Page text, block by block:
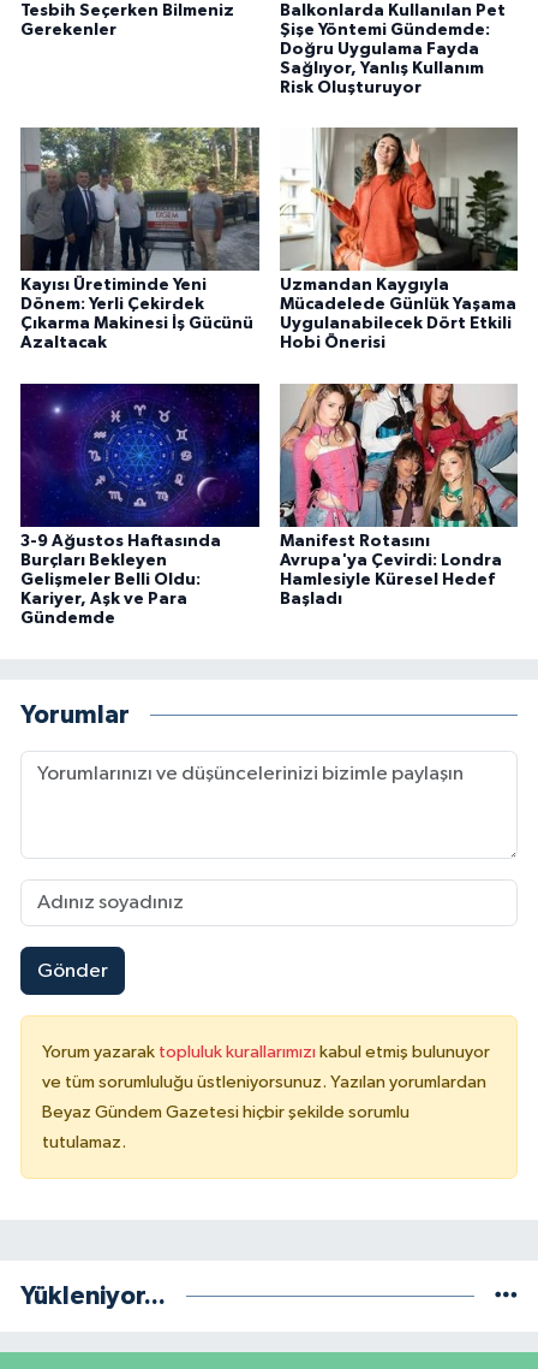
Tesbih Seçerken Bilmeniz
Gerekenler
Balkonlarda Kullanılan Pet
Şişe Yöntemi Gündemde:
Doğru Uygulama Fayda
Sağlıyor, Yanlış Kullanım
Risk Oluşturuyor
Kayısı Üretiminde Yeni
Dönem: Yerli Çekirdek
Çıkarma Makinesi İş Gücünü
Azaltacak
Uzmandan Kaygıyla
Mücadelede Günlük Yaşama
Uygulanabilecek Dört Etkili
Hobi Önerisi
3-9 Ağustos Haftasında
Burçları Bekleyen
Gelişmeler Belli Oldu:
Kariyer, Aşk ve Para
Gündemde
Manifest Rotasını
Avrupa'ya Çevirdi: Londra
Hamlesiyle Küresel Hedef
Başladı
Yorumlar
Gönder
Yorum yazarak topluluk kurallarımızı kabul etmiş bulunuyor
ve tüm sorumluluğu üstleniyorsunuz. Yazılan yorumlardan
Beyaz Gündem Gazetesi hiçbir şekilde sorumlu
tutulamaz.
Yükleniyor...